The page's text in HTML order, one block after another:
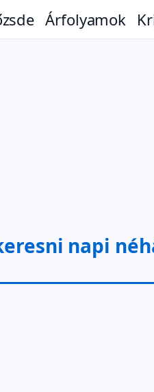
Árfolyamok
napi